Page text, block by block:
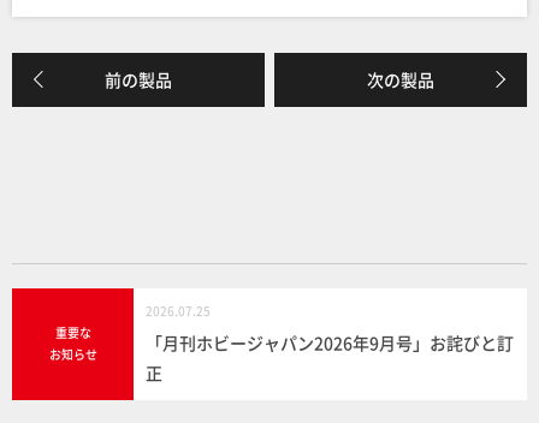
c
e
b
e
前の製品 次の製品
重要な
お知らせ
2026.07.25
「月刊ホビージャパン2026年9月号」お詫びと訂
正